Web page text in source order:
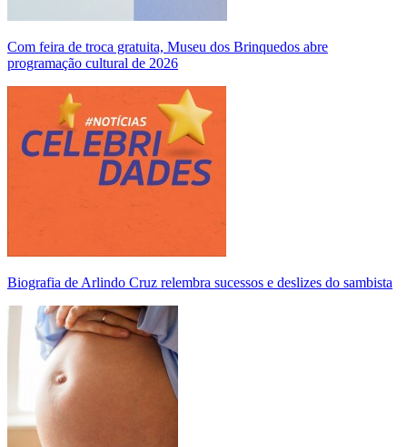
Com feira de troca gratuita, Museu dos Brinquedos abre
programação cultural de 2026
Biografia de Arlindo Cruz relembra sucessos e deslizes do sambista